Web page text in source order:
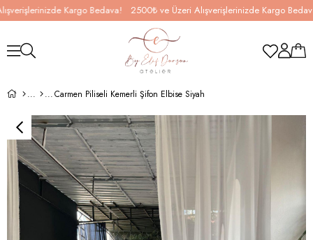
Kargo Bedava! 2500₺ ve Üzeri Alışverişlerinizde Kargo Bedava!
Carmen Piliseli Kemerli Şifon Elbise Siyah